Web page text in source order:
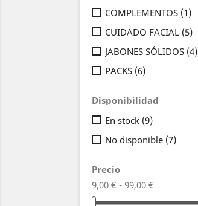
COMPLEMENTOS (1)
CUIDADO FACIAL (5)
JABONES SÓLIDOS (4)
PACKS (6)
Disponibilidad
En stock (9)
No disponible (7)
Precio
9,00 € - 99,00 €